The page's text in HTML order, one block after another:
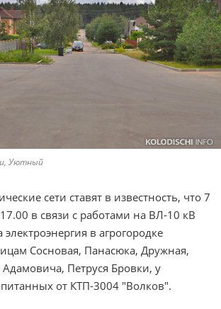
Уютный
сети ставят в известность, что 7
в связи с работами на ВЛ-10 кВ
в агрогородке
Сосновая, Панасюка, Дружная,
Адамовича, Петруся Бровки, у
от КТП-3004 "Волков".